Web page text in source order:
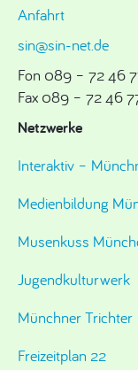
Anfahrt
sin@sin-net.de
Fon 089 – 72 46
Fax 089 – 72 46
Netzwerke
Interaktiv –
Medienbildung
Musenkuss
Jugendkulturwerk
Münchner Trichter
Freizeitplan 22